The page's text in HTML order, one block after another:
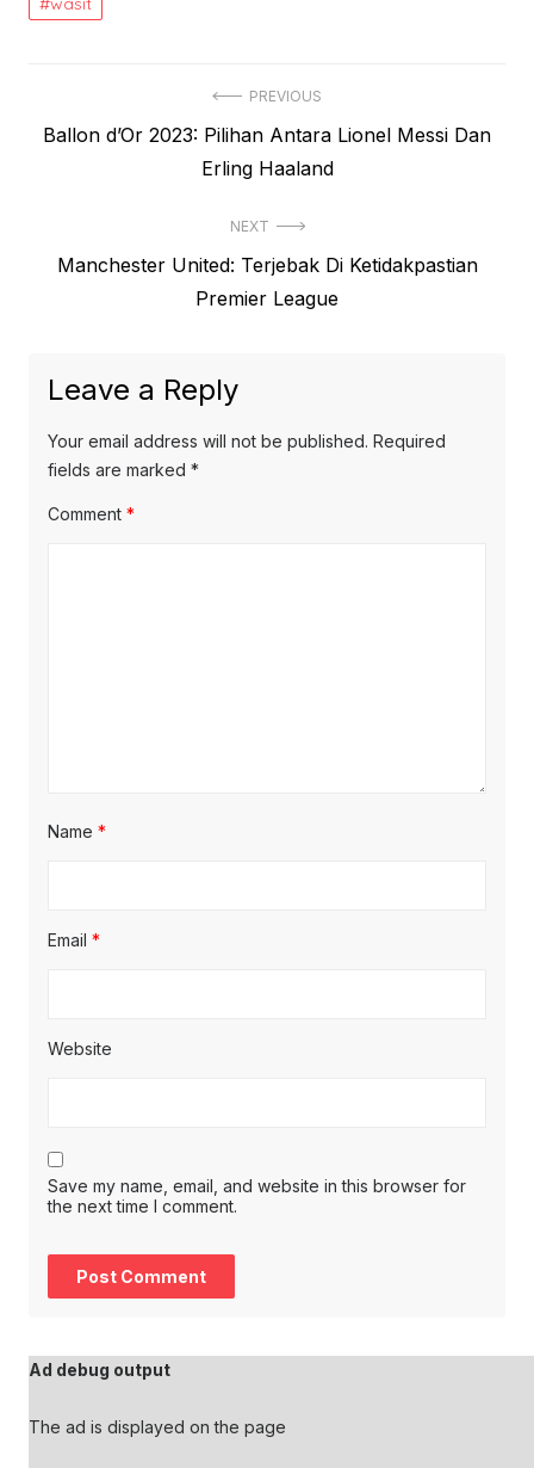
navigation
PREVIOUS
Previous
Ballon d’Or 2023: Pilihan Antara Lionel Messi Dan
Erling Haaland
NEXT
Next
Manchester United: Terjebak Di Ketidakpastian
Premier League
Leave a Reply
Your email address will not be published. Required
fields are marked *
Comment *
Name *
Email *
Website
Save my name, email, and website in this browser for
the next time I comment.
Ad debug output
The ad is displayed on the page